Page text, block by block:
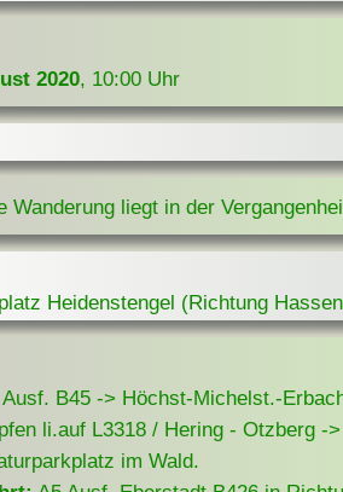
2020, 10:00 Uhr
Wanderung liegt in der
Heidenstengel (Richtung
B45 -> Höchst-Michelst.-
li.auf L3318 / Hering - Otzberg -
im Wald.